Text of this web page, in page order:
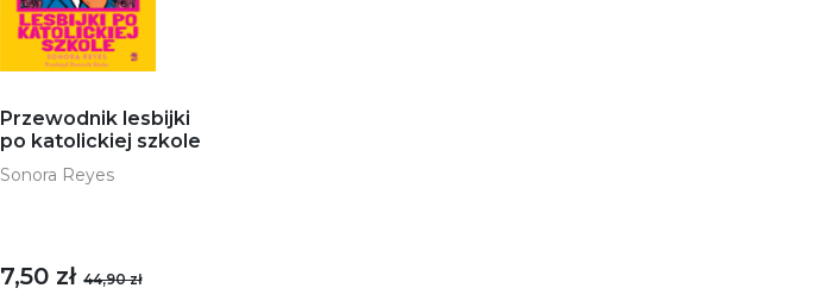
Przewodnik lesbijki
po katolickiej szkole
Sonora Reyes
7,50 zł44,90 zł